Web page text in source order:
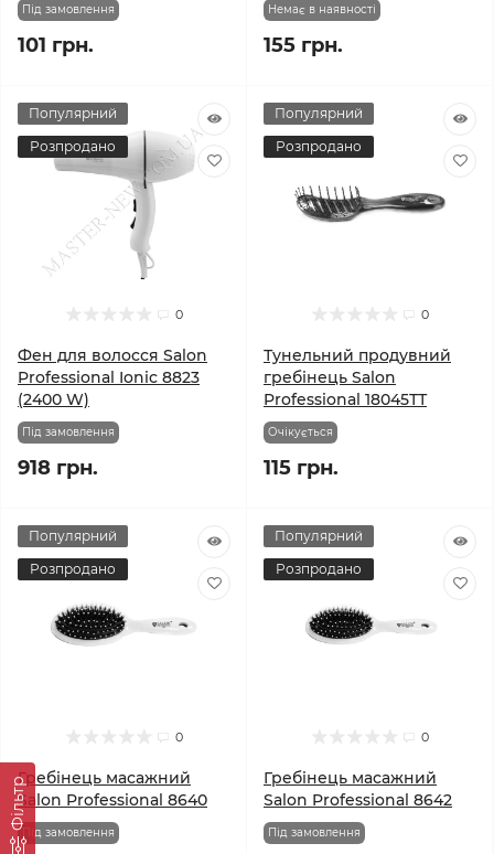
Фільтр
Під замовлення
101 грн.
Немає в наявності
155 грн.
Популярний
Розпродано
0
Фен для волосся Salon
Professional Ionic 8823
(2400 W)
Під замовлення
918 грн.
Популярний
Розпродано
0
Тунельний продувний
гребінець Salon
Professional 18045ТТ
Очікується
115 грн.
Популярний
Розпродано
0
Гребінець масажний
Salon Professional 8640
Під замовлення
Популярний
Розпродано
0
Гребінець масажний
Salon Professional 8642
Під замовлення